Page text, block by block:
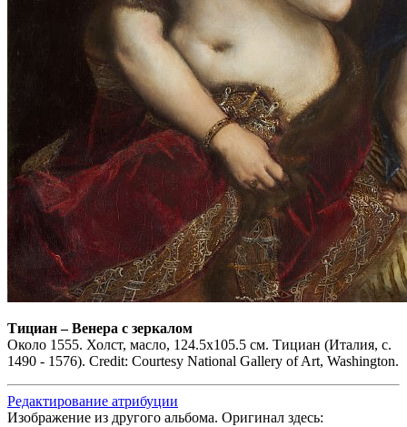
Тициан–Венера с зеркалом
Около 1555. Холст, масло, 124.5x105.5 см. Тициан (Италия, c.
1490 - 1576). Credit: Courtesy National Gallery of Art, Washington.
Редактирование атрибуции
Изображение из другого альбома. Оригинал здесь: